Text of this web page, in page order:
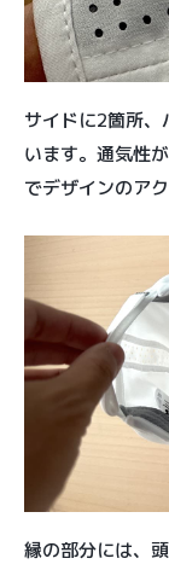
サイドに2箇所
います。通気性
でデザインのア
縁の部分には、